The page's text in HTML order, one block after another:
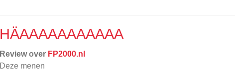
HÄAAAAAAAAAAA
Review over FP2000.nl
Deze menen